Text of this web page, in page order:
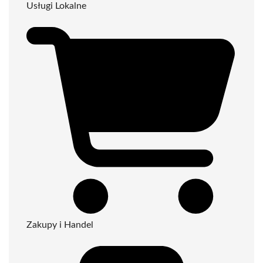
Usługi Lokalne
Zakupy i Handel